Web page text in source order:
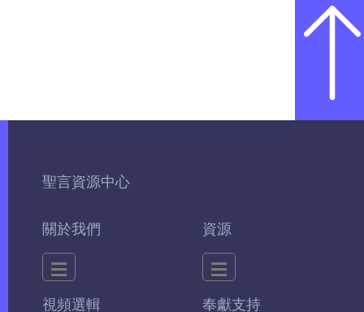
聖言資源中心
關於我們 資源
視頻選輯 奉獻支持